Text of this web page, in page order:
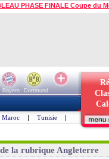
PHASE FINALE Coupe du
Bayern
Dortmund
Maroc | Tunisie |
la rubrique Angleterre